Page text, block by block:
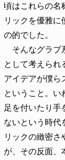
頃はこれらの名
リックを優雅
の的でした。
そんなグラブ
として考えられ
アイデアが僕ら
ということ。
足を付いたり手
ないという時代
リックの緻密
が、その反面、